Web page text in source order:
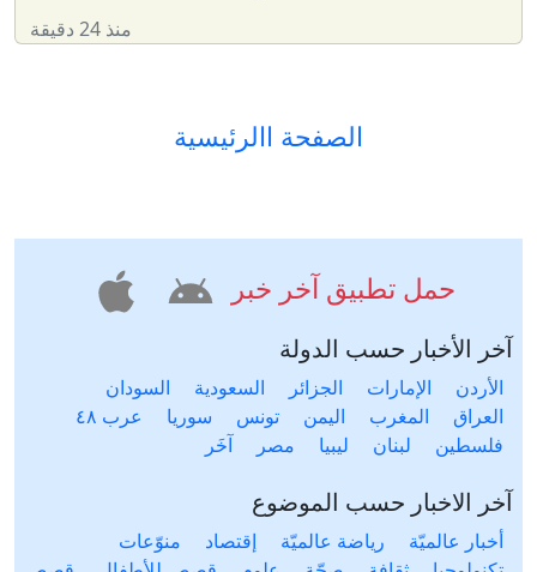
منذ 24 دقيقة
الصفحة االرئيسية
حمل تطبيق آخر خبر
آخر الأخبار حسب الدولة
الأردن الإمارات الجزائر السعودية
السودان
العراق
المغرب اليمن تونس سوريا
عرب ٤٨
فلسطين
لبنان ليبيا مصر آخَر
آخر الاخبار حسب الموضوع
أخبار عالميّة رياضة عالميّة إقتصاد
منوّعات